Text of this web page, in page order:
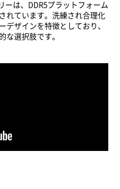
ーは、DDR5プラットフォーム
れています。洗練され合理化
デザインを特徴としており、
な選択肢です。